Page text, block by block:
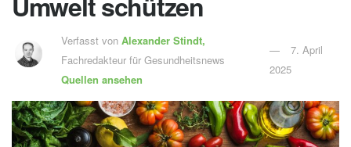
Verfasst vonAlexander Stindt,
Fachredakteur für Gesundheitsnews
Quellen ansehen
7. April
2025